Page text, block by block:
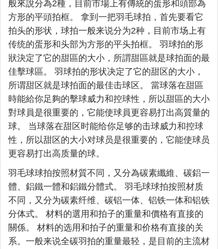
般來說分為2種，目前市場上有傳統的蛋形和頭部為
方形的平頭拍框。 拿到一把羽毛球拍，首先要看它
拍头的形状，球拍一般来说分为2种，目前市场上有
传统的蛋形和头部为方形的平头拍框。 羽球拍的形
狀決定了它的甜區的大小，所謂甜區就是球拍面的最
佳擊球區。 羽球拍的形状决定了它的甜区的大小，
所谓甜区就是球拍面的最佳击球区。 當球落在甜區
時能給你足夠的擊球威力和控球性，所以甜區的大小
對球員是很重要的，它能使球員更容易打出高質量的
球。 当球落在甜区时能给你足够的击球威力和控球
性，所以甜区的大小对球员是很重要的，它能使球员
更容易打出高质量的球。
羽毛球球拍按照材質不同，又分為碳素纖維、碳鋁一
體、鋁鐵一體和鋁鐵分體式。 羽毛球球拍按照材质
不同，又分为碳素纤维、碳铝一体、铝铁一体和铝铁
分体式。 材料的選用和拍子的重量和價格有直接的
關係。 材料的选用和拍子的重量和价格有直接的关
系。一般来说全碳羽拍的重量最轻，是目前的主流材